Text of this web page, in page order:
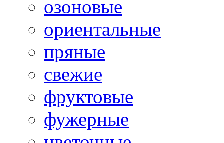
озоновые
ориентальные
пряные
свежие
фруктовые
фужерные